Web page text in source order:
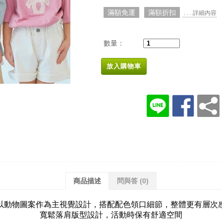
滿額免運 滿額折扣 . . . 詳細內容
數量：
放入購物車
商品描述 問與答 (0)